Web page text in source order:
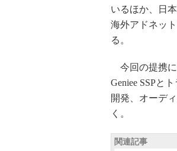
いるほか、日
海外アドネッ
る。
今回の提携に
Geniee SSPと
開発、オーデ
く。
関連記事